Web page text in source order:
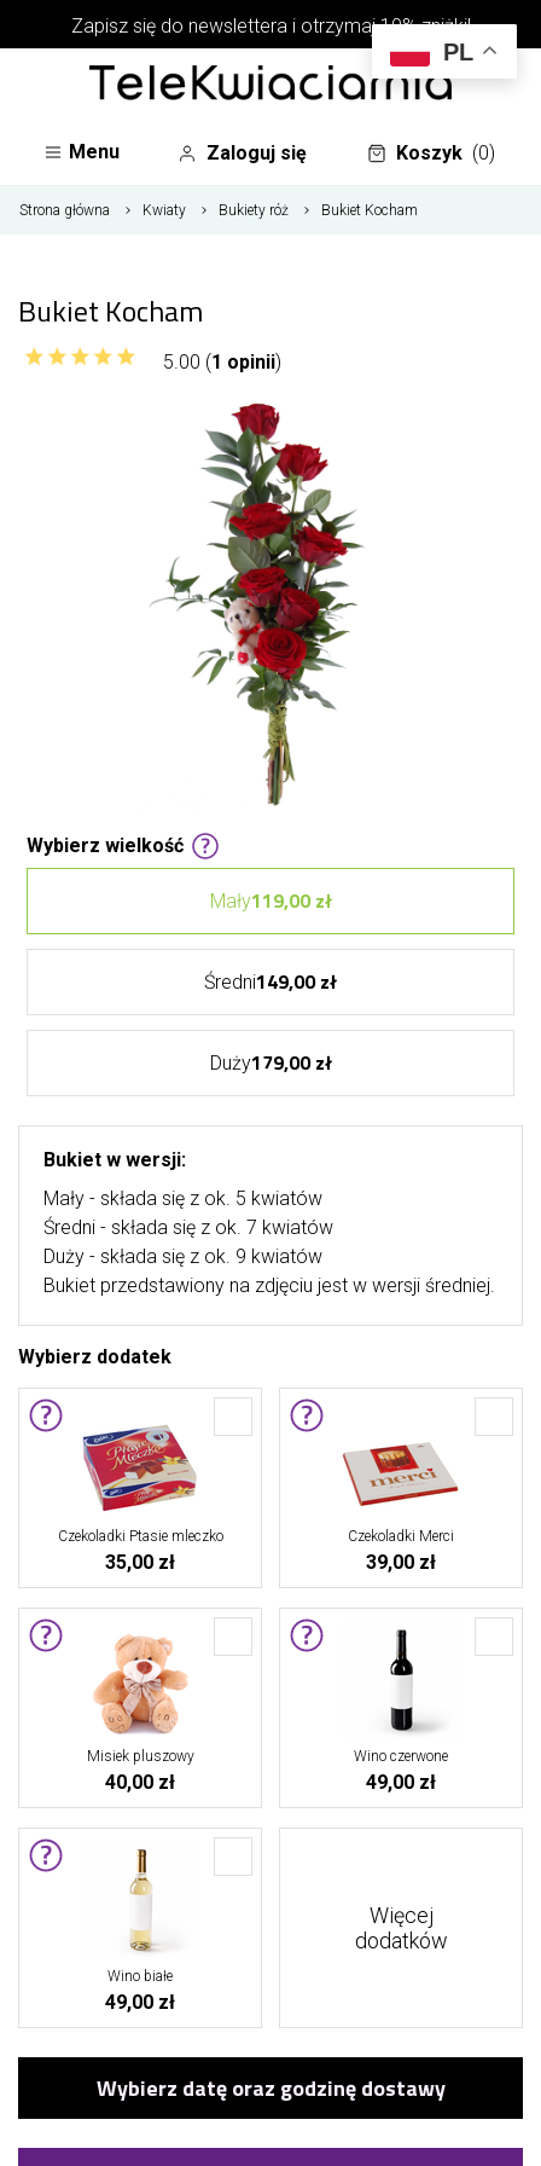
Zapisz się do newslettera i otrzymaj 10% zniżki!
Menu Zaloguj się Koszyk (0)
Strona główna Kwiaty Bukiety róż Bukiet Kocham
Bukiet Kocham
5.00 (1 opinii)
Wybierz wielkość
Mały119,00 zł
Średni149,00 zł
Duży179,00 zł
Bukiet w wersji:
Mały - składa się z ok. 5 kwiatów
Średni - składa się z ok. 7 kwiatów
Duży - składa się z ok. 9 kwiatów
Bukiet przedstawiony na zdjęciu jest w wersji średniej.
Wybierz dodatek
Czekoladki Ptasie mleczko
35,00 zł
Czekoladki Merci
39,00 zł
Misiek pluszowy
40,00 zł
Wino czerwone
49,00 zł
Wino białe
49,00 zł
Więcej
dodatków
PL